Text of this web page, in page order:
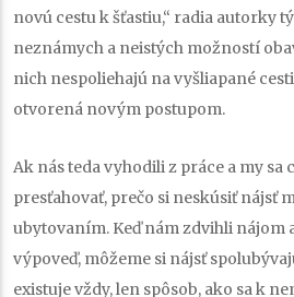
novú cestu k šťastiu,“ radia autorky
neznámych a neistých možností
nich nespoliehajú na vyšliapané
otvorená novým postupom.
Ak nás teda vyhodili z práce a my sa
presťahovať, prečo si neskúsiť nájsť
ubytovaním. Keď nám zdvihli nájom
výpoveď, môžeme si nájsť
existuje vždy, len spôsob, ako sa k